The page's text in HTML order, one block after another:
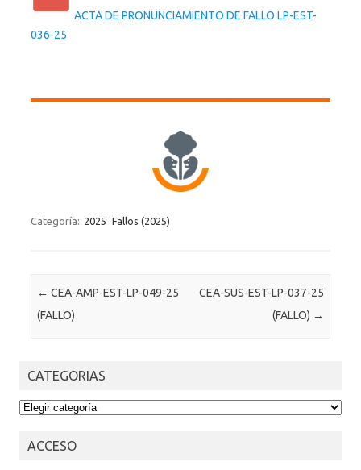
ACTA DE PRONUNCIAMIENTO DE FALLO LP-EST-
036-25
Categoría: 2025 Fallos (2025)
Post navigation
← CEA-AMP-EST-LP-049-25
(FALLO)
CEA-SUS-EST-LP-037-25
(FALLO) →
CATEGORIAS
CATEGORIAS
ACCESO